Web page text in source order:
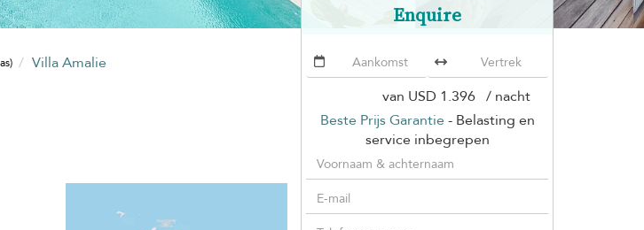
Villa Amalie
Enquire
van USD 1.396 / nacht
Beste Prijs Garantie - Belasting en
service inbegrepen